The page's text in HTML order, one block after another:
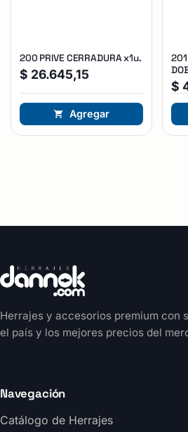
200 PRIVE CERRADURA x1u.
$ 26.645,15
Agregar
201
$
Herrajes y accesorios premium con
el país y los mejores precios del
Navegación
Catálogo de Herrajes